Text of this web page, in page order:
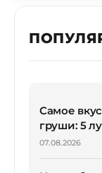
Самое
груши: 5
07.08.2026